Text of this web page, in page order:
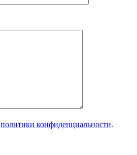
политики конфиденциальности.